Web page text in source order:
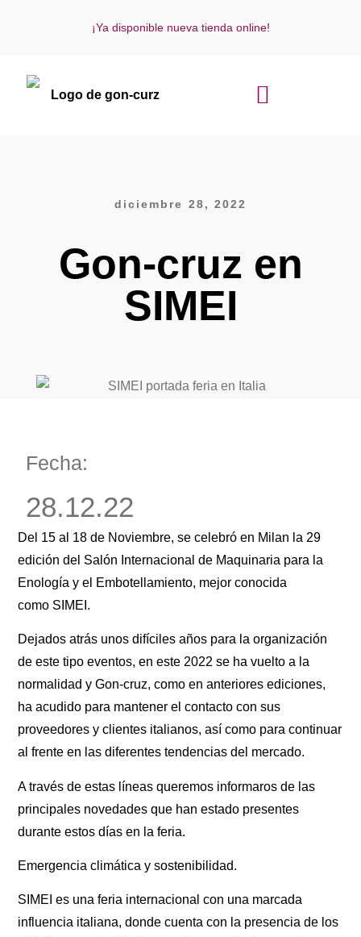
¡Ya disponible nueva tienda online!
diciembre 28, 2022
Gon-cruz en
SIMEI
Fecha:
28.12.22
Del 15 al 18 de Noviembre, se celebró en Milan la 29
edición del Salón Internacional de Maquinaria para la
Enología y el Embotellamiento, mejor conocida
como SIMEI.
Dejados atrás unos difíciles años para la organización
de este tipo eventos, en este 2022 se ha vuelto a la
normalidad y Gon-cruz, como en anteriores ediciones,
ha acudido para mantener el contacto con sus
proveedores y clientes italianos, así como para continuar
al frente en las diferentes tendencias del mercado.
A través de estas líneas queremos informaros de las
principales novedades que han estado presentes
durante estos días en la feria.
Emergencia climática y sostenibilidad.
SIMEI es una feria internacional con una marcada
influencia italiana, donde cuenta con la presencia de los